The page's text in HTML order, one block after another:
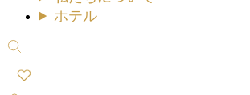
ホテル
検
を